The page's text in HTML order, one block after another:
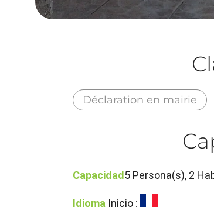
Déclaration en mairie
Capacidad5 Persona(s), 2
Idioma Inicio :